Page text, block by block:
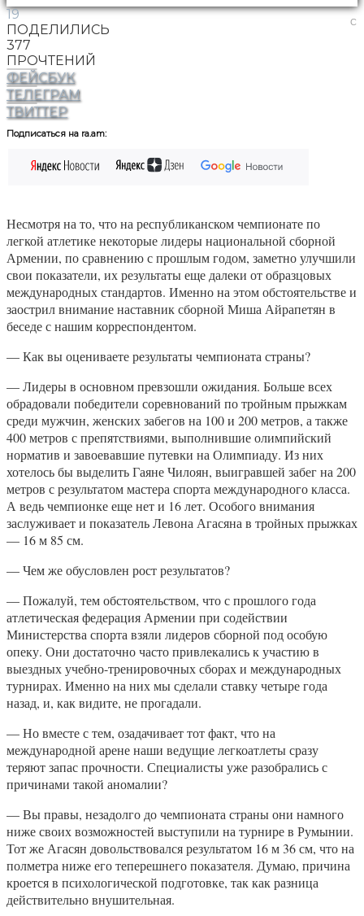
C
19
ПОДЕЛИЛИСЬ
377
ПРОЧТЕНИЙ
ФЕЙСБУК
ТЕЛЕГРАМ
ТВИТТЕР
Подписаться на ra.am:
Несмотря на то, что на республиканском чемпионате по
легкой атлетике некоторые лидеры национальной сборной
Армении, по сравнению с прошлым годом, заметно улучшили
свои показатели, их результаты еще далеки от образцовых
международных стандартов. Именно на этом обстоятельстве и
заострил внимание наставник сборной Миша Айрапетян в
беседе с нашим корреспондентом.
— Как вы оцениваете результаты чемпионата страны?
— Лидеры в основном превзошли ожидания. Больше всех
обрадовали победители соревнований по тройным прыжкам
среди мужчин, женских забегов на 100 и 200 метров, а также
400 метров с препятствиями, выполнившие олимпийский
норматив и завоевавшие путевки на Олимпиаду. Из них
хотелось бы выделить Гаяне Чилоян, выигравшей забег на 200
метров с результатом мастера спорта международного класса.
А ведь чемпионке еще нет и 16 лет. Особого внимания
заслуживает и показатель Левона Агасяна в тройных прыжках
— 16 м 85 см.
— Чем же обусловлен рост результатов?
— Пожалуй, тем обстоятельством, что с прошлого года
атлетическая федерация Армении при содействии
Министерства спорта взяли лидеров сборной под особую
опеку. Они достаточно часто привлекались к участию в
выездных учебно-тренировочных сборах и международных
турнирах. Именно на них мы сделали ставку четыре года
назад, и, как видите, не прогадали.
— Но вместе с тем, озадачивает тот факт, что на
международной арене наши ведущие легкоатлеты сразу
теряют запас прочности. Специалисты уже разобрались с
причинами такой аномалии?
— Вы правы, незадолго до чемпионата страны они намного
ниже своих возможностей выступили на турнире в Румынии.
Тот же Агасян довольствовался результатом 16 м 36 см, что на
полметра ниже его теперешнего показателя. Думаю, причина
кроется в психологической подготовке, так как разница
действительно внушительная.